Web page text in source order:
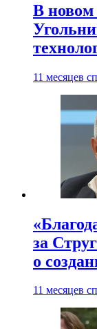
В
11 месяцев
за
о
11 месяцев